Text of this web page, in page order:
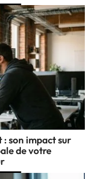
son impact sur
de votre